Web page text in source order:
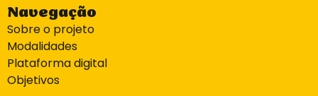
Navegação
Sobre o projeto
Modalidades
Plataforma digital
Objetivos